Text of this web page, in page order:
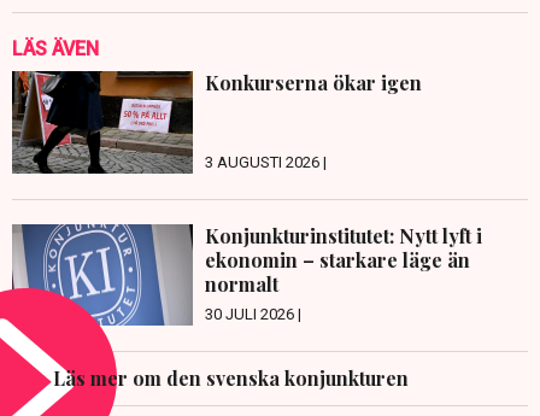
LÄS ÄVEN
Konkurserna ökar igen
3 AUGUSTI 2026 |
Konjunkturinstitutet: Nytt lyft i
ekonomin – starkare läge än
normalt
30 JULI 2026 |
Läs mer om den svenska konjunkturen